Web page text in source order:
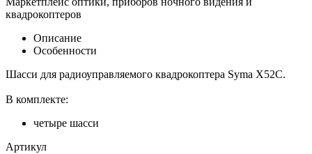
квадрокоптеров
Описание
Особенности
Шасси для радиоуправляемого квадрокоптера Syma X52C.
В комплекте:
четыре шасси
Артикул